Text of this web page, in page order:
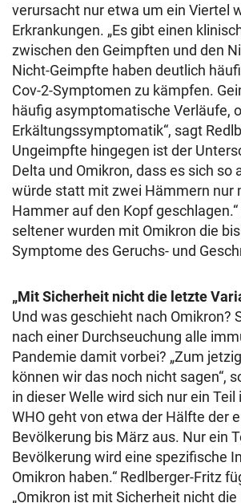
verursacht nur etwa um ein Viertel
Erkrankungen. „Es gibt einen
zwischen den Geimpften und den
Nicht-Geimpfte haben deutlich
Cov-2-Symptomen zu kämpfen.
häufig asymptomatische Verläufe,
Erkältungssymptomatik“, sagt
Ungeimpfte hingegen ist der
Delta und Omikron, dass es sich so
würde statt mit zwei Hämmern nur
Hammer auf den Kopf
seltener wurden mit Omikron die
Symptome des Geruchs- und
„Mit Sicherheit nicht die letzte
Und was geschieht nach Omikron?
nach einer Durchseuchung alle
Pandemie damit vorbei? „Zum
können wir das noch nicht sagen“,
in dieser Welle wird sich nur ein Teil
WHO geht von etwa der Hälfte der
Bevölkerung bis März aus. Nur ein
Bevölkerung wird eine spezifische
Omikron haben.“ Redlberger-Fritz
„Omikron ist mit Sicherheit nicht